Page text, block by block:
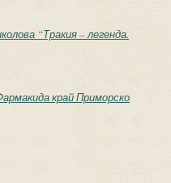
“Тракия – легенда.
край Приморско